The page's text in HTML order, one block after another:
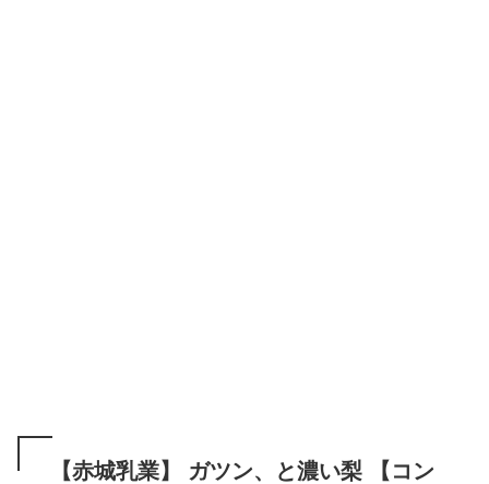
【赤城乳業】 ガツン、と濃い梨 【コン